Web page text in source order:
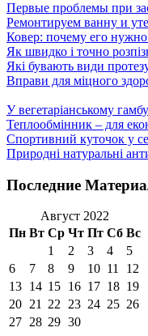
Первые проблемы при
Ремонтируем ванну и
Ковер: почему его
Як швидко і точно
Які бувають види
Вправи для міцного
У вегетаріанському
Теплообмінник – для
Спортивний куточок у
Природні натуральні
Последние
Август 2022
Пн Вт Ср Чт Пт Сб Вс
1
2 3 4
5
6
7 8 9 10 11
12
13 14 15 16 17 18 19
20 21 22 23 24 25 26
27 28 29 30